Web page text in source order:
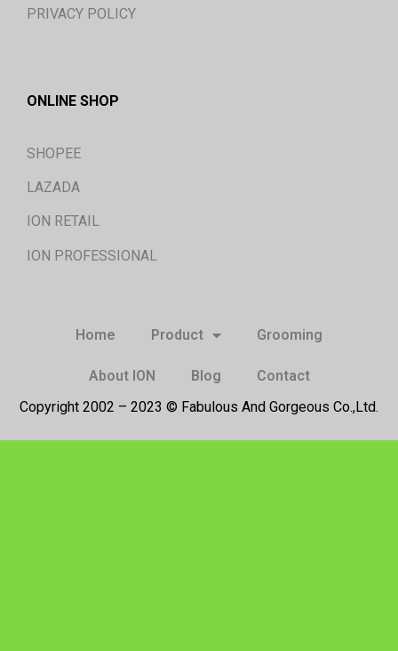
PRIVACY POLICY
ONLINE SHOP
SHOPEE
LAZADA
ION RETAIL
ION PROFESSIONAL
Home Product Grooming
About ION Blog
Contact
Copyright 2002 – 2023 © Fabulous And Gorgeous Co.,Ltd.